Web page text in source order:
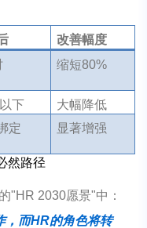
改善幅度
缩短80%
下
大幅降低
定 显著增强
然路径
"HR 2030愿景"中：
，而HR的角色将转